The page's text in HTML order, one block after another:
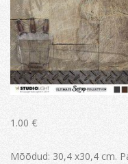
1.00 €
Mõõdud: 30,4 x30,4 cm.